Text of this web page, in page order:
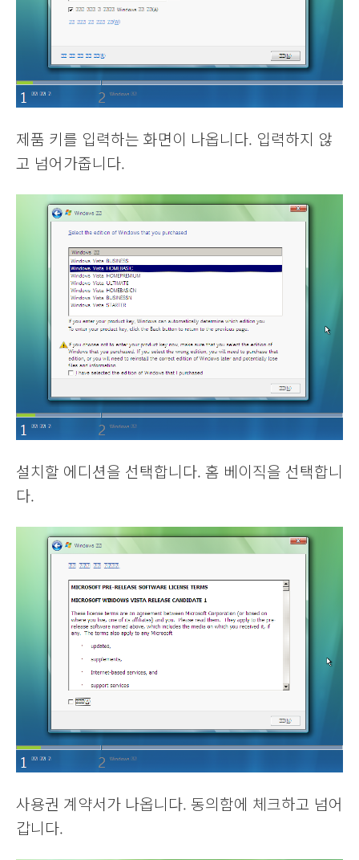
제품 키를 입력하는 화면이 나옵니다. 입력하지 않
고 넘어가줍니다.
설치할 에디션을 선택합니다. 홈 베이직을 선택합니
다.
사용권 계약서가 나옵니다. 동의함에 체크하고 넘어
갑니다.